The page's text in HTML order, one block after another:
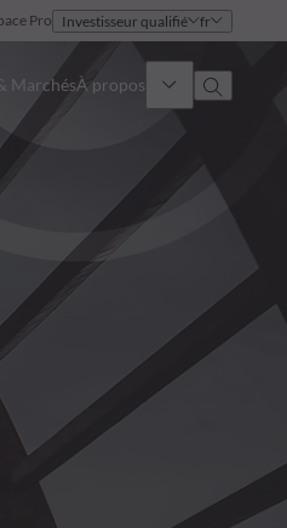
Pro Investisseur qualifié fr
MarchésÀ propos
commerciale
contacter